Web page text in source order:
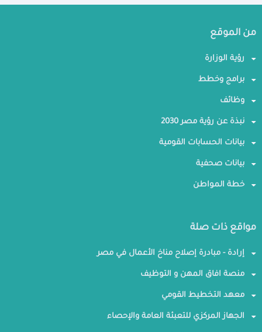
من الموقع
رؤية الوزارة
برامج وخطط
وظائف
نبذة عن رؤية مصر 2030
بيانات الحسابات القومية
بيانات صحفية
خطة المواطن
مواقع ذات صلة
إرادة - مبادرة إصلاح مناخ الأعمال في مصر
منصة افاق المهن و التوظيف
معهد التخطيط القومي
الجهاز المركزي للتعبئة العامة والإحصاء